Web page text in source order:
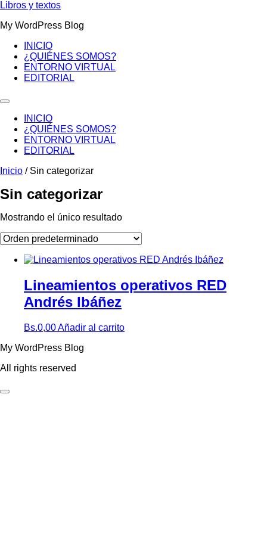
Ir
contenido
Libros y textos
My WordPress Blog
INICIO
¿QUIÉNES SOMOS?
ENTORNO VIRTUAL
EDITORIAL
INICIO
¿QUIÉNES SOMOS?
ENTORNO VIRTUAL
EDITORIAL
Inicio / Sin categorizar
Sin categorizar
Mostrando el único resultado
Lineamientos operativos RED
Andrés Ibáñez
Bs.0,00Añadir al carrito
My WordPress Blog
All rights reserved